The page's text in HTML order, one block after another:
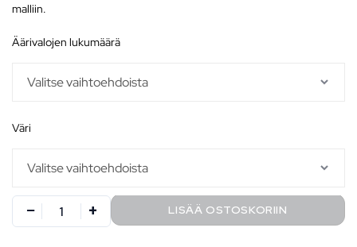
malliin.
äärivalojen lukumäärä
väri
LISÄÄ OSTOSKORIIN